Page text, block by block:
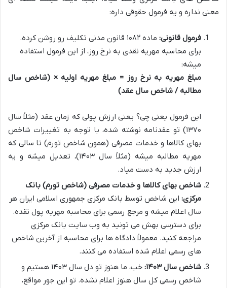
معنی نداره و یه فرمول حقوقی داره:
فرمول قانونی:
ماده ۱۰۸۲ قانون مدنی تکلیف رو روشن کرده.
برای محاسبه مهریه نقدی به نرخ روز، از این فرمول استفاده
میشه:
مبلغ مهریه به نرخ روز = مبلغ مهریه اولیه × (شاخص سال
مطالبه / شاخص سال عقد)
این فرمول یعنی چی؟ یعنی ارزش پولی که زمان عقد (مثلاً سال
۱۳۷۰) تو عقدنامه نوشته شده، با توجه به تغییرات شاخص
بهای کالاها و خدمات مصرفی (همون شاخص تورم) تا سالی که
مهریه مطالبه میشه (مثلاً سال ۱۴۰۳)، تعدیل میشه و یه
ارزش جدید به دست میاد.
شاخص بهای کالاها و خدمات مصرفی (شاخص تورم) بانک
مرکزی: این شاخص توسط بانک مرکزی جمهوری اسلامی ایران هر
سال اعلام میشه و مرجع رسمی برای محاسبه مهریه پول نقده.
برای دسترسی بهش می تونید به وب سایت بانک مرکزی
مراجعه کنید. معمولاً دادگاه ها برای محاسبه از آخرین شاخص
های رسمی اعلام شده استفاده می کنند.
شاخص سال ۱۴۰۳:
خب، ما هنوز تو دل سال ۱۴۰۳ هستیم و
شاخص رسمی کل سال هنوز اعلام نشده. تو این جور مواقع،